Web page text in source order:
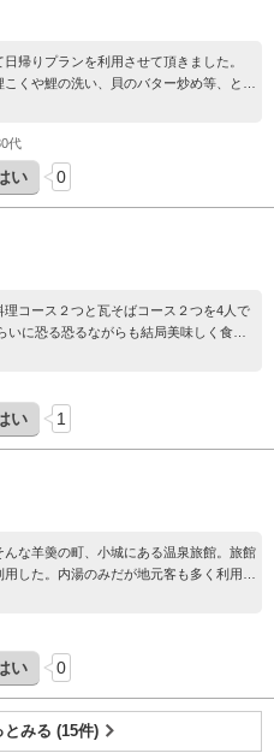
帰りプランを利用させて頂きました。
くや鯉の洗い、貝のバター炒め等、とて
ました！！
代
い 0
コース２つと瓦そばコース２つを4人で
に恐る恐るながらも結局美味しく食べ
持ちよかったです。
い 1
な羊羮の町、小城にある温泉旅館。旅館
した。内湯のみだが地元客も多く利用し
い 0
とみる (15件)